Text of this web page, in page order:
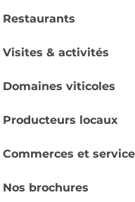
Restaurants
Visites & activités
Domaines viticoles
Producteurs locaux
Commerces et
Nos brochures